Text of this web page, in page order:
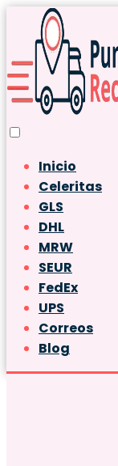
Inicio
Celeritas
GLS
DHL
MRW
SEUR
FedEx
UPS
Correos
Blog